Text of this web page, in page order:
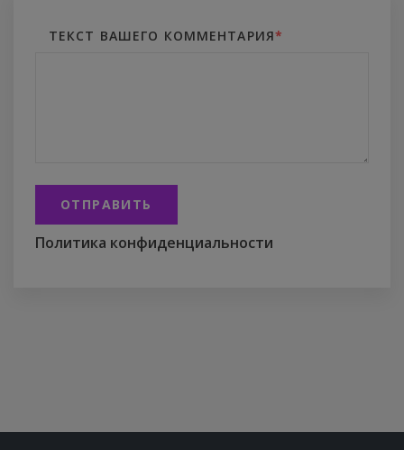
ТЕКСТ ВАШЕГО КОММЕНТАРИЯ*
ОТПРАВИТЬ
Политика конфиденциальности